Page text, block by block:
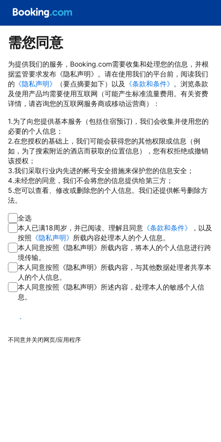
需您同意
为提供我们的服务，Booking.com需要收集和处理您的信息，并根
据监管要求发布《隐私声明》。请在使用我们的平台前，阅读我们
的 《隐私声明》 （要点摘要如下）以及 《条款和条件》 。浏览条款
及使用产品均需要使用互联网（可能产生标准流量费用。有关资费
详情，请咨询您的互联网服务商或移动运营商）：
1.为了向您提供基本服务（包括住宿预订)，我们会收集并使用您的
必要的个人信息；
2.在您授权的基础上，我们可能会获得您的其他权限或信息（例
如，为了搜索附近的酒店而获取的位置信息），您有权拒绝或撤销
该授权；
3.我们采取行业内先进的帐号安全措施来保护您的信息安全；
4.未经您的同意，我们不会将您的信息提供给第三方；
5.您可以查看、修改或删除您的个人信息。我们还提供帐号删除方
法。
全选
本人已满18周岁，并已阅读、理解且同意 《条款和条件》
，以及
按照 《隐私声明》 所载内容处理本人的个人信息。
本人同意按照《隐私声明》所载内容，将本人的个人信息进行跨
境传输。
本人同意按照《隐私声明》所载内容，与其他数据处理者共享本
人的个人信息。
本人同意按照《隐私声明》所述内容，处理本人的敏感个人信
息。
同意
不同意并关闭网页/应用程序